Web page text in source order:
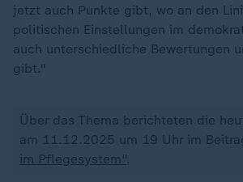
jetzt auch Punkte gibt, wo an den
politischen Einstellungen im
auch unterschiedliche Bewertungen
gibt."
Über das Thema berichteten die
am 11.12.2025 um 19 Uhr im
im Pflegesystem".